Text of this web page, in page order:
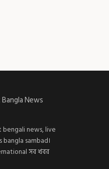
bengali news, live
sambad।
সব খবর